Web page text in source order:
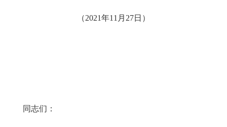
（2021年11月27日）
同志们：